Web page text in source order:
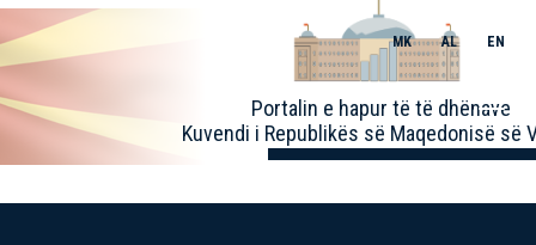
Portalin e hapur të të dhënave
Kuvendi i Republikës së Maqedonisë së
MK AL EN
Toggle